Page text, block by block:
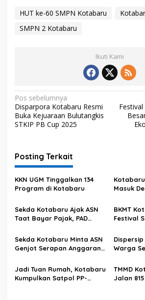
HUT ke-60 SMPN Kotabaru
SMPN 2 Kotabaru
Ikuti Kami
N
a
v
g
a
s
i
p
o
s
Pos sebelumnya
Disparpora Kotabaru Resmi
Buka Kejuaraan Bulutangkis
STKIP PB Cup 2025
Posting Terkait
KKN UGM Tinggalkan 134
Program di Kotabaru
Masuk
Sekda Kotabaru Ajak ASN
Taat Bayar Pajak, PAD
BKMT
Festival
Sekda Kotabaru Minta ASN
Genjot Serapan Anggaran
Warga
Jadi Tuan Rumah, Kotabaru
Kumpulkan Satpol PP-
TMMD
Jalan